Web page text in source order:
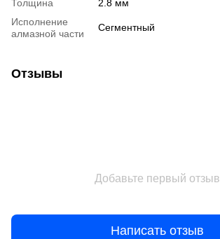
Толщина
2.8 мм
Исполнение
алмазной части
Сегментный
Отзывы
Добавьте первый отзыв
Написать отзыв